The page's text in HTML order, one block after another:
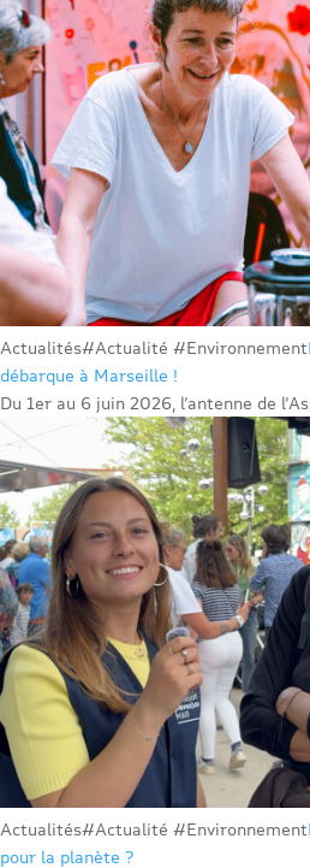
Actualités#Actualité #Environnement
débarque à Marseille !
Du 1er au 6 juin 2026, l’antenne de
Actualités#Actualité #Environnement
pour la planète ?